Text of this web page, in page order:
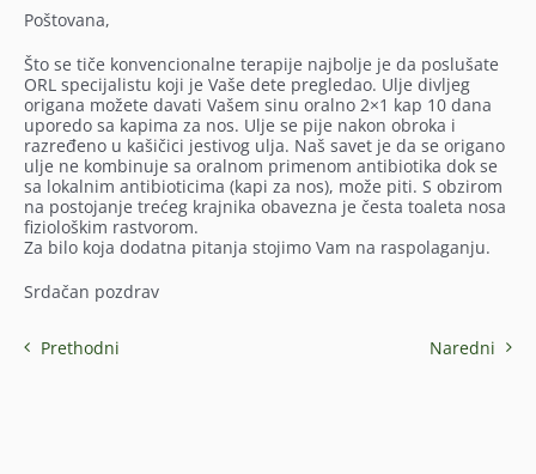
Poštovana,
Što se tiče konvencionalne terapije najbolje je da poslušate
ORL specijalistu koji je Vaše dete pregledao. Ulje divljeg
origana možete davati Vašem sinu oralno 2×1 kap 10 dana
uporedo sa kapima za nos. Ulje se pije nakon obroka i
razređeno u kašičici jestivog ulja. Naš savet je da se origano
ulje ne kombinuje sa oralnom primenom antibiotika dok se
sa lokalnim antibioticima (kapi za nos), može piti. S obzirom
na postojanje trećeg krajnika obavezna je česta toaleta nosa
fiziološkim rastvorom.
Za bilo koja dodatna pitanja stojimo Vam na raspolaganju.
Srdačan pozdrav
Prethodni Naredni